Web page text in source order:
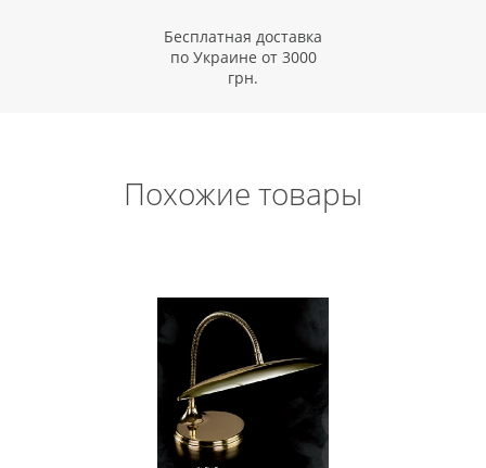
Бесплатная доставка
по Украине от 3000
грн.
Похожие товары